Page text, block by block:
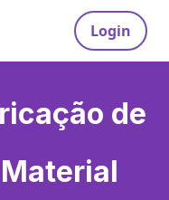
Login
de